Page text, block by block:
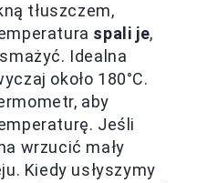
tłuszczem,
spali je,
Idealna
około 180°C.
aby
Jeśli
wrzucić mały
Kiedy usłyszymy